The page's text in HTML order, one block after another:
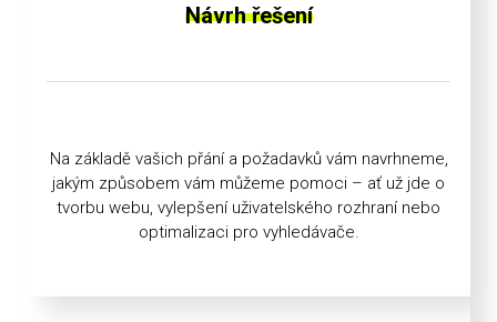
Návrh řešení
Na základě vašich přání a požadavků vám navrhneme,
jakým způsobem vám můžeme pomoci – ať už jde o
tvorbu webu, vylepšení uživatelského rozhraní nebo
optimalizaci pro vyhledávače.